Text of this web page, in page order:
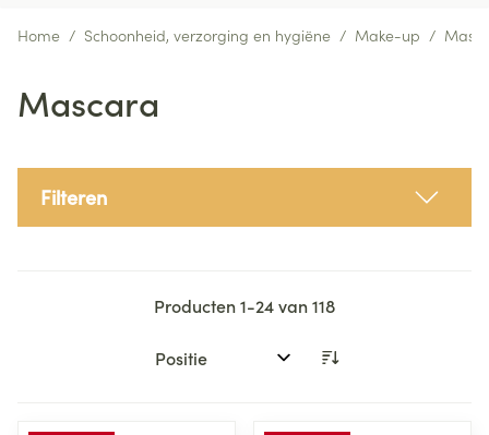
Home / Schoonheid, verzorging en hygiëne / Make-up /
Mascara
Filteren
Producten1-24van118
Sorteer op: